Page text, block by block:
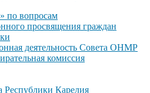
по вопросам
просвящения граждан
деятельность Совета ОНМР
комиссия
Республики Карелия